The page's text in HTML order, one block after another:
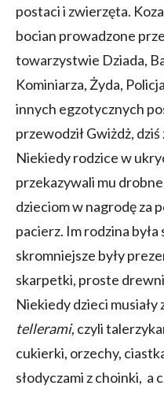
postaci i zwierzęta.
bocian prowadzone
towarzystwie Dziada,
Kominiarza, Żyda,
innych egzotycznych
przewodził Gwiżdż,
Niekiedy rodzice w
przekazywali mu
dzieciom w nagrodę za
pacierz. Im rodzina
skromniejsze były
skarpetki, proste
Niekiedy dzieci musiały
tellerami, czyli
cukierki, orzechy,
słodyczami z choinki, a